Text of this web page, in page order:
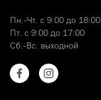
Пн.-Чт. с 9:00 до 18:00
Пт. с 9:00 до 17:00
Сб.-Вс. выходной